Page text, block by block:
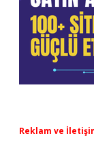
Reklam ve